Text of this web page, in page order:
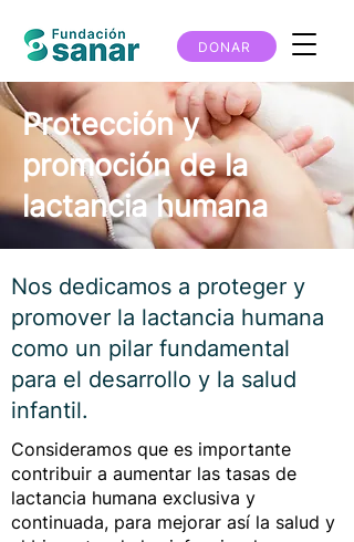
DONAR
Protección y
promoción de la
lactancia humana
Nos dedicamos a proteger y
promover la lactancia humana
como un pilar fundamental
para el desarrollo y la salud
infantil.
Consideramos que es importante
contribuir a aumentar las tasas de
lactancia humana exclusiva y
continuada, para mejorar así la salud y